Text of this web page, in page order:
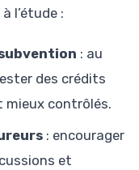
l’étude :
: au
des crédits
mieux contrôlés.
: encourager
et